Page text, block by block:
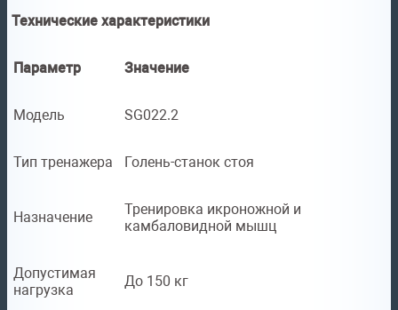
Технические характеристики
Параметр Значение
Модель SG022.2
Тип тренажера Голень-станок стоя
Назначение
Тренировка икроножной и
камбаловидной мышц
Допустимая
нагрузка
До 150 кг